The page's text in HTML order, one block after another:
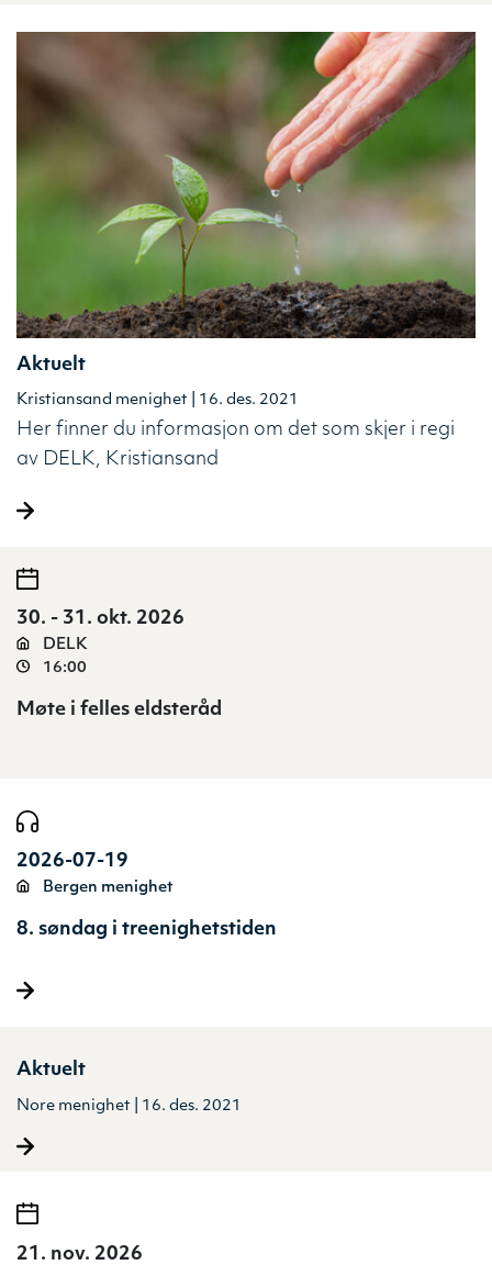
Aktuelt
Kristiansand menighet | 16. des. 2021
Her finner du informasjon om det som skjer i regi
av DELK, Kristiansand
30. - 31. okt. 2026
DELK
16:00
Møte i felles eldsteråd
2026-07-19
Bergen menighet
8. søndag i treenighetstiden
Aktuelt
Nore menighet | 16. des. 2021
21. nov. 2026